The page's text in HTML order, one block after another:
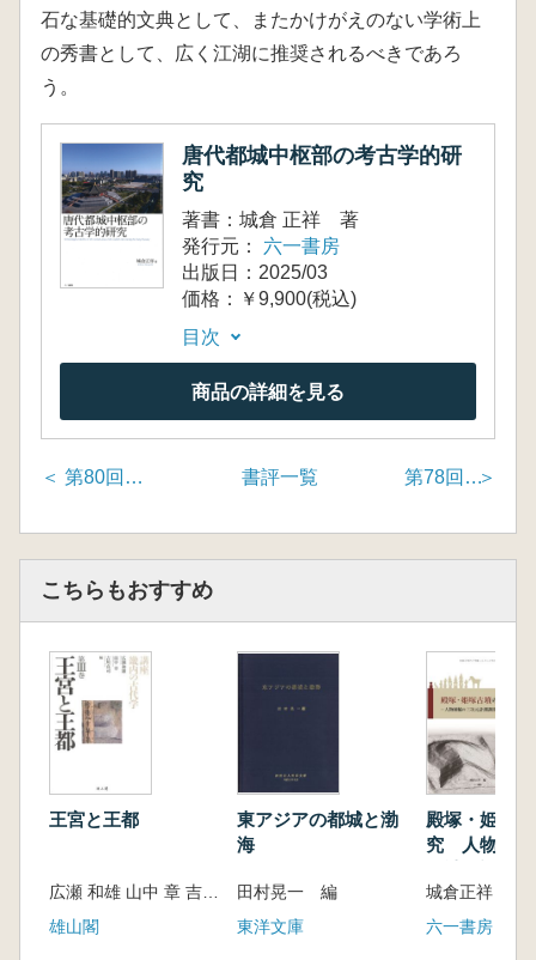
石な基礎的文典として、またかけがえのない学術上
の秀書として、広く江湖に推奨されるべきであろ
う。
唐代都城中枢部の考古学的研
究
著書：城倉 正祥 著
発行元： 六一書房
出版日：2025/03
価格：￥9,900(税込)
目次
商品の詳細を見る
＜ 第80回「縄文後・晩期集落研究の諸問題」 書評一覧 第78回「Global Social Archaeologies: Making a Difference in a World of Strangers」
こちらもおすすめ
王宮と王都
広瀬 和雄 山中 章 吉川 真司 編著
雄山閣
東アジアの都城と渤
海
田村晃一 編
東洋文庫
殿塚・姫塚
究 人物埴輪
城倉正祥 編
六一書房